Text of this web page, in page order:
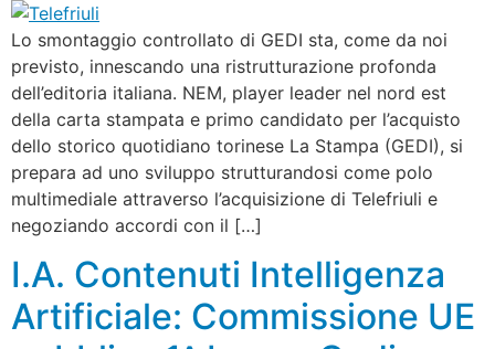
Lo smontaggio controllato di GEDI sta, come da noi
previsto, innescando una ristrutturazione profonda
dell’editoria italiana. NEM, player leader nel nord est
della carta stampata e primo candidato per l’acquisto
dello storico quotidiano torinese La Stampa (GEDI), si
prepara ad uno sviluppo strutturandosi come polo
multimediale attraverso l’acquisizione di Telefriuli e
negoziando accordi con il […]
I.A. Contenuti Intelligenza
Artificiale: Commissione UE